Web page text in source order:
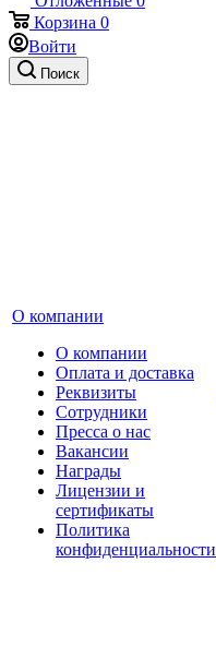
Корзина 0
Войти
Поиск
О компании
О компании
Оплата и доставка
Реквизиты
Сотрудники
Пресса о нас
Вакансии
Награды
Лицензии и
сертификаты
Политика
конфиденциальности